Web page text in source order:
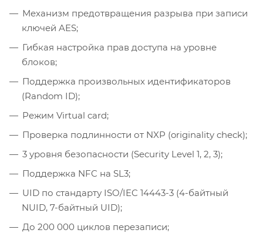
Механизм предотвращения разрыва при записи
ключей AES;
Гибкая настройка прав доступа на уровне
блоков;
Поддержка произвольных идентификаторов
(Random ID);
Режим Virtual card;
Проверка подлинности от NXP (originality check);
3 уровня безопасности (Security Level 1, 2, 3);
Поддержка NFC на SL3;
UID по стандарту ISO/IEC 14443-3 (4-байтный
NUID, 7-байтный UID);
До 200 000 циклов перезаписи;